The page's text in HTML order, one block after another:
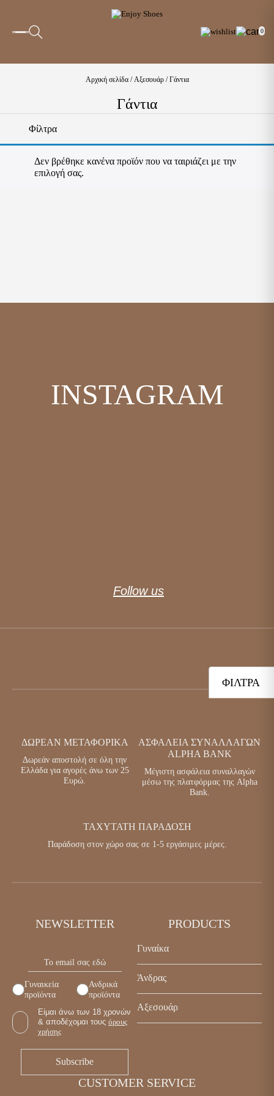
0
Αρχική σελίδα/Αξεσουάρ/ Γάντια
Γάντια
Φίλτρα
Δεν βρέθηκε κανένα προϊόν που να ταιριάζει με την
επιλογή σας.
ΦΊΛΤΡΑ
INSTAGRAM
Follow us
ΔΩΡΕΆΝ ΜΕΤΑΦΟΡΙΚΆ
Δωρεάν αποστολή σε όλη την
Ελλάδα για αγορές άνω των 25
Ευρώ.
ΑΣΦΆΛΕΙΑ ΣΥΝΑΛΛΑΓΏΝ
ALPHA BANK
Μέγιστη ασφάλεια συναλλαγών
μέσω της πλατφόρμας της Alpha
Bank.
ΤΑΧΎΤΑΤΗ ΠΑΡΆΔΟΣΗ
Παράδοση στον χώρο σας σε 1-5 εργάσιμες μέρες.
NEWSLETTER
Γυναικεία
προϊόντα
Ανδρικά
προϊόντα
Είμαι άνω των 18 χρονών
& αποδέχομαι τους όρους
χρήσης
PRODUCTS
Γυναίκα
Τσάντες
Αξεσουάρ
Άνδρας
Τσάντες
Αξεσουάρ
CUSTOMER SERVICE